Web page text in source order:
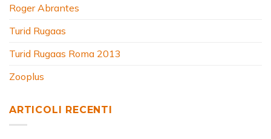
Roger Abrantes
Turid Rugaas
Turid Rugaas Roma 2013
Zooplus
ARTICOLI RECENTI